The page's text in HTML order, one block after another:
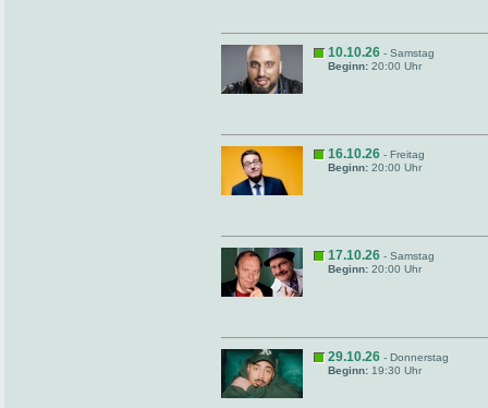
10.10.26 - Samstag
Beginn: 20:00 Uhr
16.10.26 - Freitag
Beginn: 20:00 Uhr
17.10.26 - Samstag
Beginn: 20:00 Uhr
29.10.26 - Donnerstag
Beginn: 19:30 Uhr